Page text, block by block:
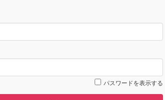
パスワードを表示する